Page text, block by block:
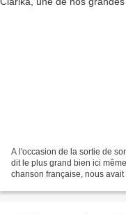
A l'occasion de la sortie de
dit le plus grand bien ici
chanson française, nous